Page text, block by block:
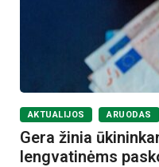
AKTUALIJOS ARUODAS
Gera žinia
lengvatinėms